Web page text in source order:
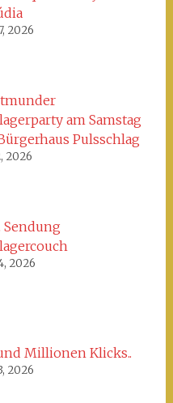
2026
am Samstag
Pulsschlag
2026
Sendung
2026
Millionen Klicks..
2026